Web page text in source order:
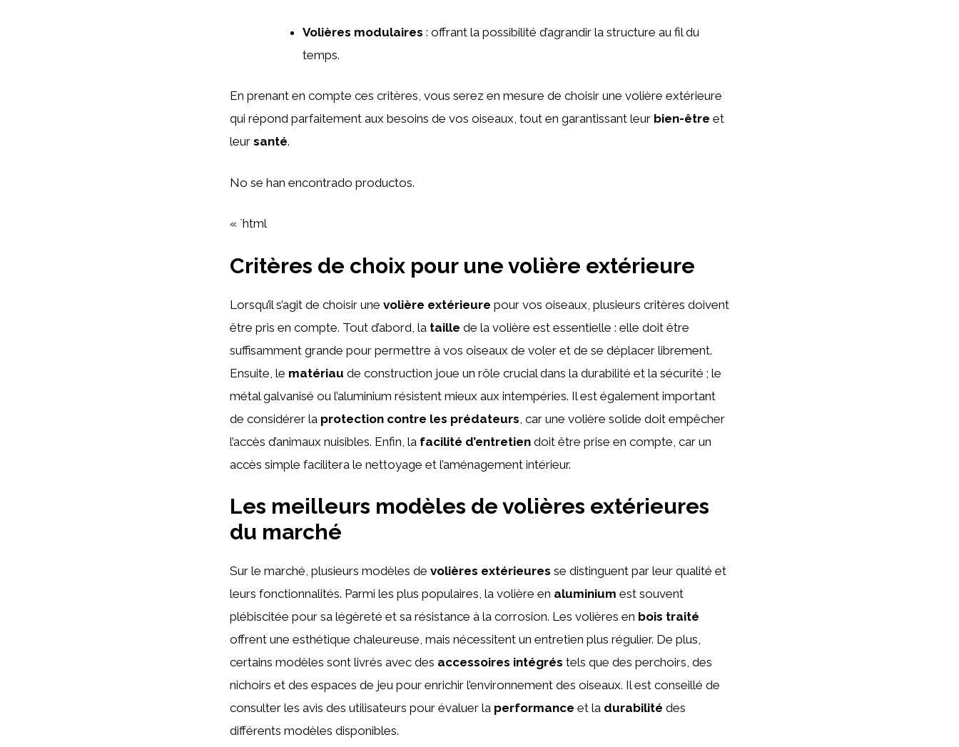
Volières modulaires : offrant la possibilité d’agrandir la structure au fil du
temps.
En prenant en compte ces critères, vous serez en mesure de choisir une volière extérieure
qui répond parfaitement aux besoins de vos oiseaux, tout en garantissant leur bien-être et
leur santé.
No se han encontrado productos.
« `html
Critères de choix pour une volière extérieure
Lorsqu’il s’agit de choisir une volière extérieure pour vos oiseaux, plusieurs critères doivent
être pris en compte. Tout d’abord, la taille de la volière est essentielle : elle doit être
suffisamment grande pour permettre à vos oiseaux de voler et de se déplacer librement.
Ensuite, le matériau de construction joue un rôle crucial dans la durabilité et la sécurité ; le
métal galvanisé ou l’aluminium résistent mieux aux intempéries. Il est également important
de considérer la protection contre les prédateurs , car une volière solide doit empêcher
l’accès d’animaux nuisibles. Enfin, la facilité d’entretien doit être prise en compte, car un
accès simple facilitera le nettoyage et l’aménagement intérieur.
Les meilleurs modèles de volières extérieures
du marché
Sur le marché, plusieurs modèles de volières extérieures se distinguent par leur qualité et
leurs fonctionnalités. Parmi les plus populaires, la volière en aluminium est souvent
plébiscitée pour sa légèreté et sa résistance à la corrosion. Les volières en bois traité
offrent une esthétique chaleureuse, mais nécessitent un entretien plus régulier. De plus,
certains modèles sont livrés avec des accessoires intégrés tels que des perchoirs, des
nichoirs et des espaces de jeu pour enrichir l’environnement des oiseaux. Il est conseillé de
consulter les avis des utilisateurs pour évaluer la performance et la durabilité des
différents modèles disponibles.